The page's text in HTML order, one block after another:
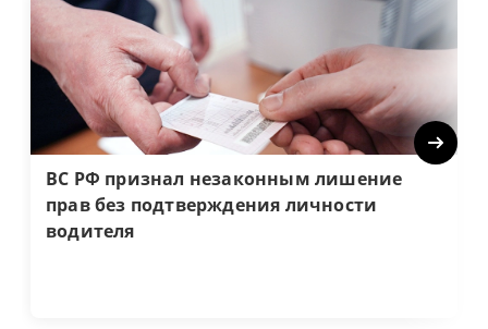
ВС РФ признал незаконным лишение
прав без подтверждения личности
водителя
Next